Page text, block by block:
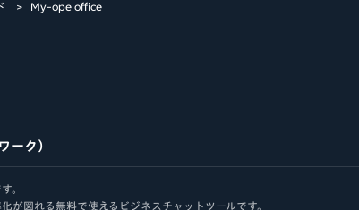
My-ope office
ーク）
。
図れる無料で使えるビジネスチャットツールです。